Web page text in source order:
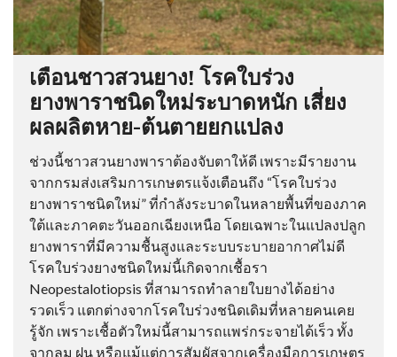
เตือนชาวสวนยาง! โรคใบร่วง
ยางพาราชนิดใหม่ระบาดหนัก เสี่ยง
ผลผลิตหาย-ต้นตายยกแปลง
ช่วงนี้ชาวสวนยางพาราต้องจับตาให้ดี เพราะมีรายงาน
จากกรมส่งเสริมการเกษตรแจ้งเตือนถึง “โรคใบร่วง
ยางพาราชนิดใหม่” ที่กำลังระบาดในหลายพื้นที่ของภาค
ใต้และภาคตะวันออกเฉียงเหนือ โดยเฉพาะในแปลงปลูก
ยางพาราที่มีความชื้นสูงและระบบระบายอากาศไม่ดี
โรคใบร่วงยางชนิดใหม่นี้เกิดจากเชื้อรา
Neopestalotiopsis ที่สามารถทำลายใบยางได้อย่าง
รวดเร็ว แตกต่างจากโรคใบร่วงชนิดเดิมที่หลายคนเคย
รู้จัก เพราะเชื้อตัวใหม่นี้สามารถแพร่กระจายได้เร็ว ทั้ง
จากลม ฝน หรือแม้แต่การสัมผัสจากเครื่องมือการเกษตร